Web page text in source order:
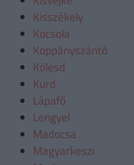
Kisszékely
Kocsola
Koppányszántó
Kölesd
Kurd
Lápafő
Lengyel
Madocsa
Magyarkeszi